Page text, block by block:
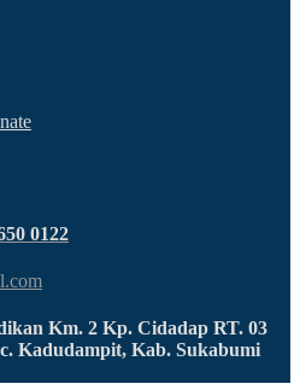
0122
Km. 2 Kp. Cidadap RT. 03
Kadudampit, Kab. Sukabumi